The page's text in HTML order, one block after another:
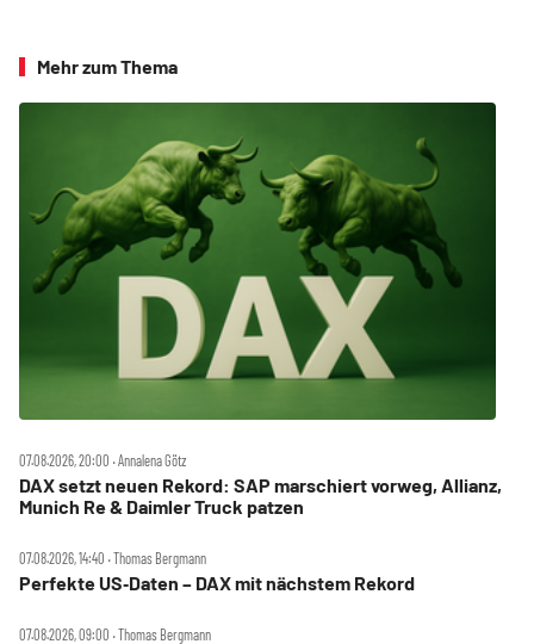
Mehr zum Thema
07.08.2026, 20:00 ‧ Annalena Götz
DAX setzt neuen Rekord: SAP marschiert vorweg, Allianz,
Munich Re & Daimler Truck patzen
07.08.2026, 14:40 ‧ Thomas Bergmann
Perfekte US‑Daten – DAX mit nächstem Rekord
07.08.2026, 09:00 ‧ Thomas Bergmann